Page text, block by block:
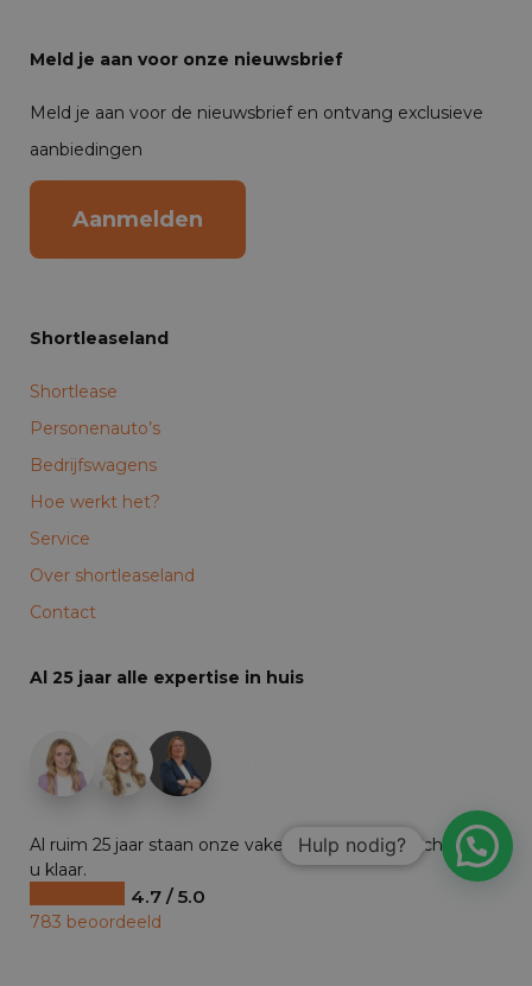
Meld je aan voor onze nieuwsbrief
Meld je aan voor de nieuwsbrief en ontvang exclusieve
aanbiedingen
Aanmelden
Shortleaseland
Shortlease
Personenauto’s
Bedrijfswagens
Hoe werkt het?
Service
Over shortleaseland
Contact
Al 25 jaar alle expertise in huis
Al ruim 25 jaar staan onze vakexperts dag en nacht voor
u klaar.
4.7 / 5.0
783 beoordeeld
Hulp nodig?